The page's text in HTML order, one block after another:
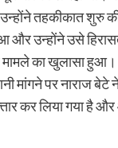
तहकीकात शुरु
उन्होंने उसे
का खुलासा
मांगने पर नाराज बेटे
कर लिया गया है और